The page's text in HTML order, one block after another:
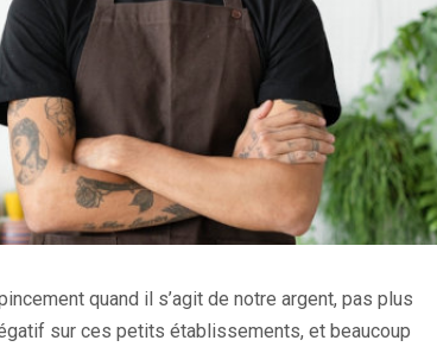
quand il s’agit de notre argent, pas plus
sur ces petits établissements, et beaucoup